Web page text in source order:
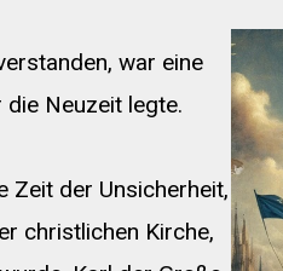
war eine
Neuzeit legte.
Zeit der Unsicherheit,
christlichen Kirche,